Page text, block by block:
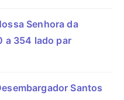
Senhora da
a 354 lado par
Santos